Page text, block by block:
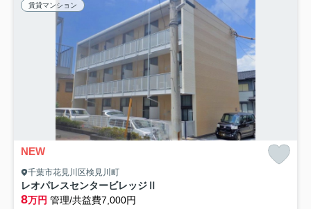
賃貸マンション
NEW
千葉市花見川区検見川町
レオパレスセンタービレッジⅡ
8万円 管理/共益費7,000円